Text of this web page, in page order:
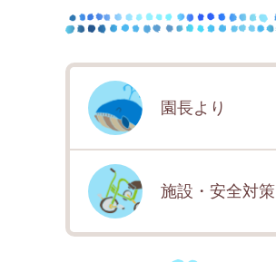
園長より
施設・安全対策